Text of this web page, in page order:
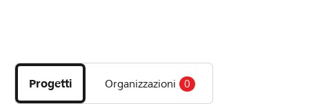
DE FR IT
i
progetti
e
Progetti Organizzazioni 0